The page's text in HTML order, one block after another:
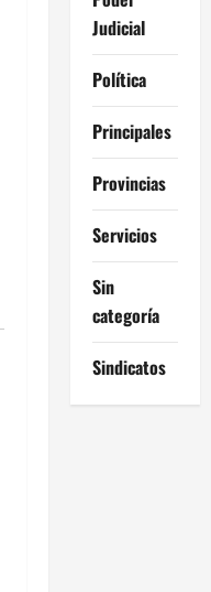
Judicial
Política
Principales
Provincias
Servicios
Sin
categoría
Sindicatos